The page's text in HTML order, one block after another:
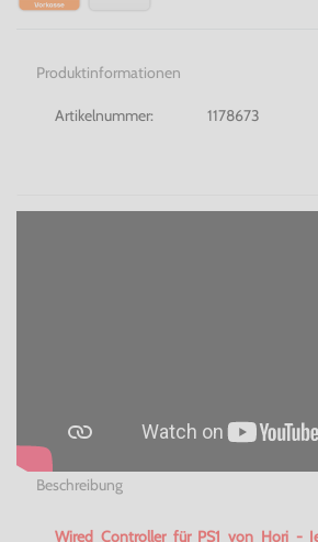
Produktinformationen
Artikelnummer: 1178673
Beschreibung
Wired Controller für PS1 von Hori-